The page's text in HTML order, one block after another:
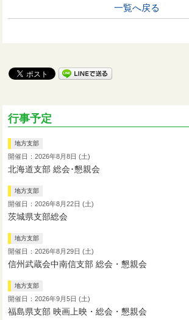
一覧へ戻る
行事予定
地方支部
開催日：2026年8月8日 (土)
北海道支部 総会･懇親会
地方支部
開催日：2026年8月22日 (土)
茨城県支部総会
地方支部
開催日：2026年8月29日 (土)
信州武蔵会中南信支部 総会・懇親会
地方支部
開催日：2026年9月5日 (土)
福島県支部 映画上映・総会・懇親会